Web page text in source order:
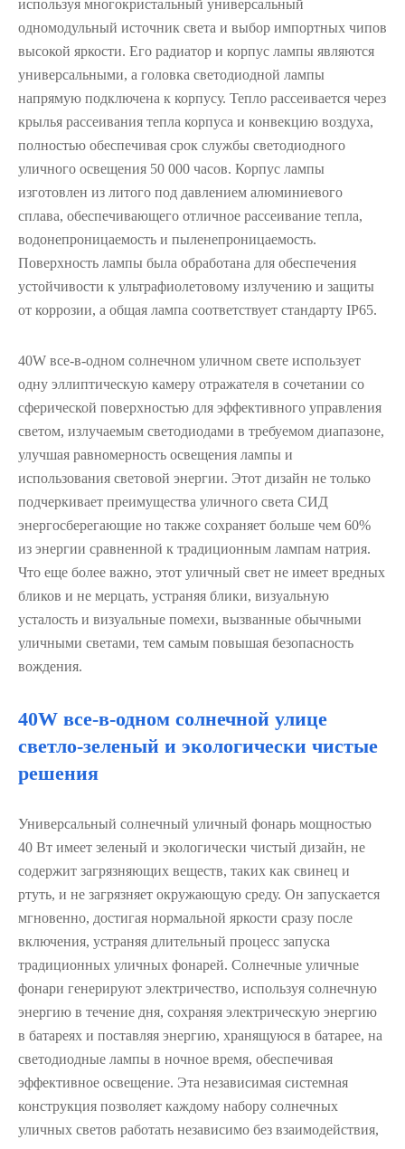
используя многокристальный универсальный
одномодульный источник света и выбор импортных чипов
высокой яркости. Его радиатор и корпус лампы являются
универсальными, а головка светодиодной лампы
напрямую подключена к корпусу. Тепло рассеивается через
крылья рассеивания тепла корпуса и конвекцию воздуха,
полностью обеспечивая срок службы светодиодного
уличного освещения 50 000 часов. Корпус лампы
изготовлен из литого под давлением алюминиевого
сплава, обеспечивающего отличное рассеивание тепла,
водонепроницаемость и пыленепроницаемость.
Поверхность лампы была обработана для обеспечения
устойчивости к ультрафиолетовому излучению и защиты
от коррозии, а общая лампа соответствует стандарту IP65.
40W все-в-одном солнечном уличном свете использует
одну эллиптическую камеру отражателя в сочетании со
сферической поверхностью для эффективного управления
светом, излучаемым светодиодами в требуемом диапазоне,
улучшая равномерность освещения лампы и
использования световой энергии. Этот дизайн не только
подчеркивает преимущества уличного света СИД
энергосберегающие но также сохраняет больше чем 60%
из энергии сравненной к традиционным лампам натрия.
Что еще более важно, этот уличный свет не имеет вредных
бликов и не мерцать, устраняя блики, визуальную
усталость и визуальные помехи, вызванные обычными
уличными светами, тем самым повышая безопасность
вождения.
40W все-в-одном солнечной улице
светло-зеленый и экологически чистые
решения
Универсальный солнечный уличный фонарь мощностью
40 Вт имеет зеленый и экологически чистый дизайн, не
содержит загрязняющих веществ, таких как свинец и
ртуть, и не загрязняет окружающую среду. Он запускается
мгновенно, достигая нормальной яркости сразу после
включения, устраняя длительный процесс запуска
традиционных уличных фонарей. Солнечные уличные
фонари генерируют электричество, используя солнечную
энергию в течение дня, сохраняя электрическую энергию
в батареях и поставляя энергию, хранящуюся в батарее, на
светодиодные лампы в ночное время, обеспечивая
эффективное освещение. Эта независимая системная
конструкция позволяет каждому набору солнечных
уличных светов работать независимо без взаимодействия,